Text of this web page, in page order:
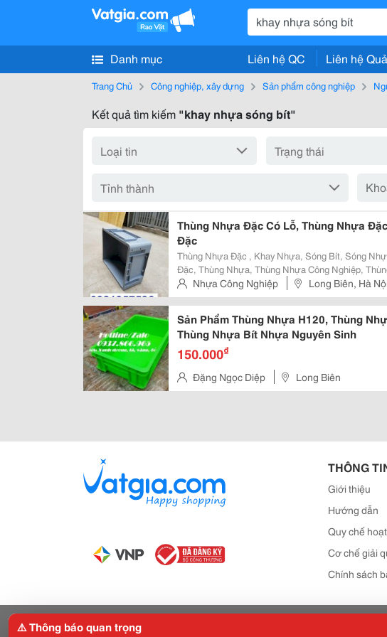
Danh mục Liên hệ QC Liên hệ
Trang Chủ Công nghiệp, xây dựng Sản phẩm công nghiệp
Kết quả tìm kiếm "khay nhựa sóng bít"
Thùng Nhựa Đặc Có Lỗ, Thùng Nhựa
Đặc
Thùng Nhựa Đặc , Khay Nhựa, Sóng Bít, Sóng
Đặc, Thùng Nhựa, Thùng Nhựa Công Nghiệp, Thùng
Nhựa Đặc Có Lỗ, Thùng Nhựa Đặc Bl001, Thùng Nhựa Đặc Thùng
Nhựa Nguyên Sinh Hdpe, Loại Thùng Đặc...
Nhựa Công Nghiệp Long Biên, Hà Nội
Sản Phẩm Thùng Nhựa H120, Thùng
Thùng Nhựa Bít Nhựa Nguyên Sinh
150.000₫
Đặng Ngọc Diệp Long Biên
THÔNG
Giới thiệu
Hướng dẫn
Quy chế
Cơ chế giải
Chính sách
⚠️ Thông báo quan trọng